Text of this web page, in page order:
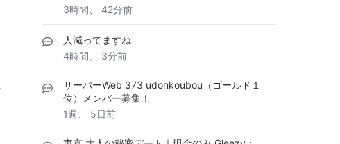
3時間、 42分前
人減ってますね
4時間、 3分前
サーバーWeb 373 udonkoubou（ゴールド１
位）メンバー募集！
1週、 5日前